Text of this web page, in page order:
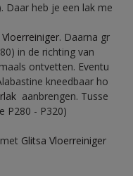
Daar heb je een lak me
Vloerreiniger. Daarna gr
in de richting van
ontvetten. Eventu
kneedbaar ho
aanbrengen. Tusse
P280 - P320)
Glitsa Vloerreiniger